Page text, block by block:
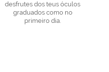
desfrutes dos teus óculos
graduados como no
primeiro dia.